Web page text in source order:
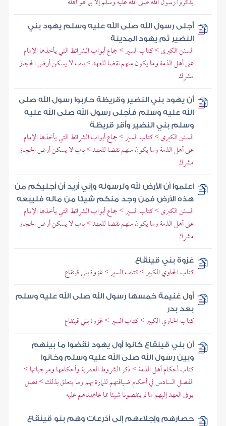
أجلى رسول الله صلى الله عليه وسلم يهود بني
النضير ثم يهود المدينة
السنن الكبرى > كتاب السير > جماع أبواب الشرائط التي يأخذها الإمام
على أهل الذمة وما يكون منهم نقضا للعهد > باب لا يسكن أرض الحجاز
مشرك
أن يهود بني النضير وقريظة حاربوا رسول الله صلى
الله عليه وسلم فأجلى رسول الله صلى الله عليه
وسلم بني النضير وأقر قريظة
السنن الكبرى > كتاب السير > جماع أبواب الشرائط التي يأخذها الإمام
على أهل الذمة وما يكون منهم نقضا للعهد > باب لا يسكن أرض الحجاز
مشرك
اعلموا أن الأرض لله ولرسوله وإني أريد أن أجليكم من
هذه الأرض فمن وجد منكم شيئا من ماله فليبعه
السنن الكبرى > كتاب السير > جماع أبواب الشرائط التي يأخذها الإمام
على أهل الذمة وما يكون منهم نقضا للعهد > باب لا يسكن أرض الحجاز
مشرك
غزوة بني قينقاع
كتاب الحاوي الكبير > كتاب السير > غزوة بني قينقاع
أول غنيمة خمسها رسول الله صلى الله عليه وسلم
بعد بدر
كتاب الحاوي الكبير > كتاب السير > غزوة بني قينقاع
أن بني قينقاع كانوا أول يهود نقضوا ما بينهم
وبين رسول الله صلى الله عليه وسلم وخانوا
كتاب أحكام أهل الذمة > ذكر الشروط العمرية وأحكامها وموجباتها >
الفصل السادس في أحكام ضيافتهم للمارة بهم وما يتعلق بذلك > فصل
يوفى العهد إليهم ما لم ينقصونا شيئا مما عاهدناهم عليه
حصارهم وإجلاءهم إلى أذرعات وهم بنو قينقاع